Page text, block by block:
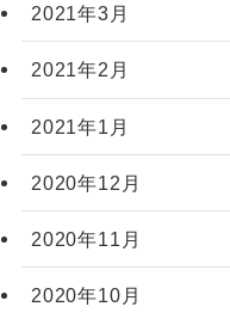
2021年3月
2021年2月
2021年1月
2020年12月
2020年11月
2020年10月